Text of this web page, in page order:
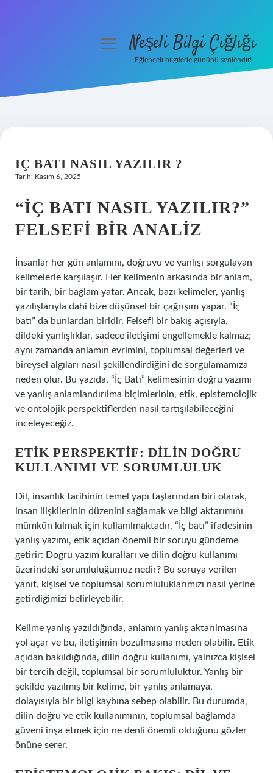
Hakkımızda
menüyüNeşeli Bilgi Çığlığı
Eğlenceli bilgilerle gününü şenlendir!
IÇ BATI NASIL YAZILIR ?
Tarih: Kasım 6, 2025
“İÇ BATI NASIL YAZILIR?”
FELSEFI BIR ANALIZ
İnsanlar her gün anlamını, doğruyu ve yanlışı sorgulayan
kelimelerle karşılaşır. Her kelimenin arkasında bir anlam,
bir tarih, bir bağlam yatar. Ancak, bazı kelimeler, yanlış
yazılışlarıyla dahi bize düşünsel bir çağrışım yapar. “İç
batı” da bunlardan biridir. Felsefi bir bakış açısıyla,
dildeki yanlışlıklar, sadece iletişimi engellemekle kalmaz;
aynı zamanda anlamın evrimini, toplumsal değerleri ve
bireysel algıları nasıl şekillendirdiğini de sorgulamamıza
neden olur. Bu yazıda, “İç Batı” kelimesinin doğru yazımı
ve yanlış anlamlandırılma biçimlerinin, etik, epistemolojik
ve ontolojik perspektiflerden nasıl tartışılabileceğini
inceleyeceğiz.
ETIK PERSPEKTIF: DILIN DOĞRU
KULLANIMI VE SORUMLULUK
Dil, insanlık tarihinin temel yapı taşlarından biri olarak,
insan ilişkilerinin düzenini sağlamak ve bilgi aktarımını
mümkün kılmak için kullanılmaktadır. “İç batı” ifadesinin
yanlış yazımı, etik açıdan önemli bir soruyu gündeme
getirir: Doğru yazım kuralları ve dilin doğru kullanımı
üzerindeki sorumluluğumuz nedir? Bu soruya verilen
yanıt, kişisel ve toplumsal sorumluluklarımızı nasıl yerine
getirdiğimizi belirleyebilir.
Kelime yanlış yazıldığında, anlamın yanlış aktarılmasına
yol açar ve bu, iletişimin bozulmasına neden olabilir. Etik
açıdan bakıldığında, dilin doğru kullanımı, yalnızca kişisel
bir tercih değil, toplumsal bir sorumluluktur. Yanlış bir
şekilde yazılmış bir kelime, bir yanlış anlamaya,
dolayısıyla bir bilgi kaybına sebep olabilir. Bu durumda,
dilin doğru ve etik kullanımının, toplumsal bağlamda
güveni inşa etmek için ne denli önemli olduğunu gözler
önüne serer.